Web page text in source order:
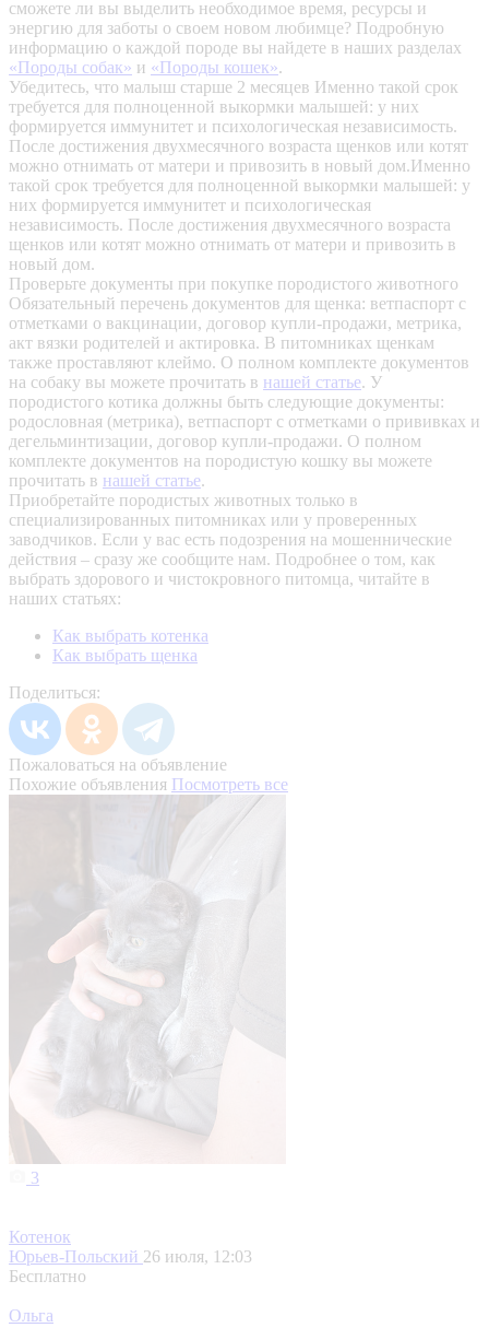
сможете ли вы выделить необходимое время, ресурсы и
энергию для заботы о своем новом любимце? Подробную
информацию о каждой породе вы найдете в наших разделах
«Породы собак» и «Породы кошек».
Убедитесь, что малыш старше 2 месяцев Именно такой срок
требуется для полноценной выкормки малышей: у них
формируется иммунитет и психологическая независимость.
После достижения двухмесячного возраста щенков или котят
можно отнимать от матери и привозить в новый дом.Именно
такой срок требуется для полноценной выкормки малышей: у
них формируется иммунитет и психологическая
независимость. После достижения двухмесячного возраста
щенков или котят можно отнимать от матери и привозить в
новый дом.
Проверьте документы при покупке породистого животного
Обязательный перечень документов для щенка: ветпаспорт с
отметками о вакцинации, договор купли-продажи, метрика,
акт вязки родителей и актировка. В питомниках щенкам
также проставляют клеймо. О полном комплекте документов
на собаку вы можете прочитать в нашей статье. У
породистого котика должны быть следующие документы:
родословная (метрика), ветпаспорт с отметками о прививках и
дегельминтизации, договор купли-продажи. О полном
комплекте документов на породистую кошку вы можете
прочитать в нашей статье.
Приобретайте породистых животных только в
специализированных питомниках или у проверенных
заводчиков. Если у вас есть подозрения на мошеннические
действия – сразу же сообщите нам. Подробнее о том, как
выбрать здорового и чистокровного питомца, читайте в
наших статьях:
Как выбрать котенка
Как выбрать щенка
Поделиться:
Пожаловаться на объявление
Похожие объявления Посмотреть все
3
Котенок
Юрьев-Польский 26 июля, 12:03
Бесплатно
Ольга